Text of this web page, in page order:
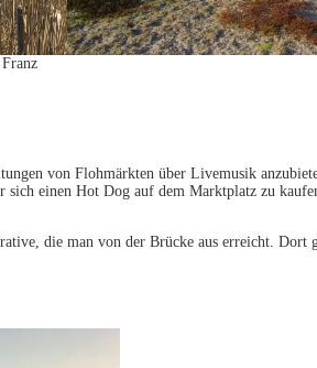
von Flohmärkten über Livemusik
sich einen Hot Dog auf dem Marktplatz zu
die man von der Brücke aus erreicht. Dort